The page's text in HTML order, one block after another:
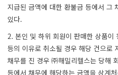
지급된 금액에 대한 환불금 등에서 그
있다.
2. 본인 및 하위 회원이 판매한 상품이
등의 이유로 취소될 경우 해당 건으로
채무를 진 경우 ㈜해밀리헬스는 당해
등에서 채무에 해당하는 금액을 상계